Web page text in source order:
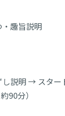
趣旨説明
説明 → スター
90分）